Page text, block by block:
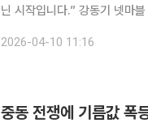
닌 시작입니다.” 강동기 넷마블 사업부장은 9일 구로구 지타워에서 진행한 ‘몬길: 스타다이브’ 공동
해 소개했다. 이날 미디어 인터
2026-04-10 11:16
중동 전쟁에 기름값 폭